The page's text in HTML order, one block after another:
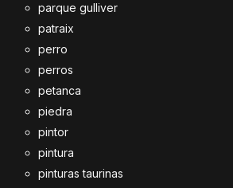
parque gulliver
patraix
perro
perros
petanca
piedra
pintor
pintura
pinturas taurinas